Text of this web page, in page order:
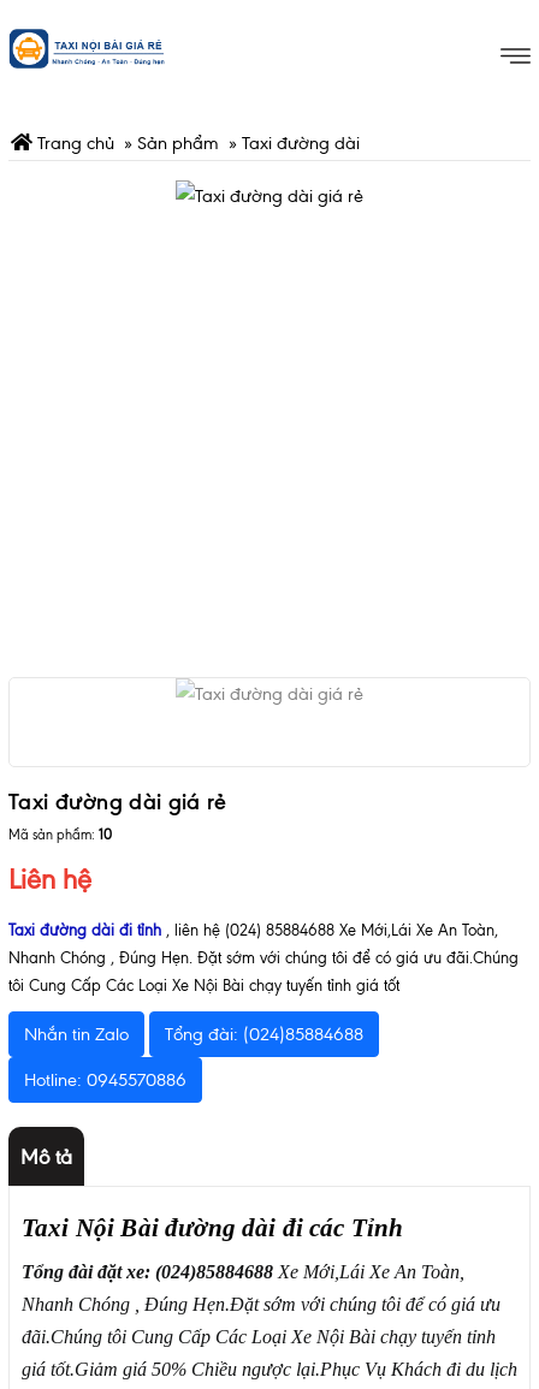
Trang chủ » Sản phẩm » Taxi đường dài
Taxi đường dài giá rẻ
Mã sản phẩm: 10
Liên hệ
Taxi đường dài đi tỉnh , liên hệ (024) 85884688 Xe Mới,Lái Xe An Toàn,
Nhanh Chóng , Đúng Hẹn. Đặt sớm với chúng tôi để có giá ưu đãi.Chúng
tôi Cung Cấp Các Loại Xe Nội Bài chạy tuyến tỉnh giá tốt
Nhắn tin Zalo Tổng đài: (024)85884688
Hotline: 0945570886
Mô tả
Taxi Nội Bài đường dài đi các Tỉnh
Tổng đài đặt xe: (024)85884688 Xe Mới, Lái Xe An Toàn,
Nhanh Chóng , Đúng Hẹn.Đặt sớm với chúng tôi để có giá ưu
đãi.Chúng tôi Cung Cấp Các Loại Xe Nội Bài chạy tuyến tỉnh
giá tốt.Giảm giá 50% Chiều ngược lại.Phục Vụ Khách đi du lịch